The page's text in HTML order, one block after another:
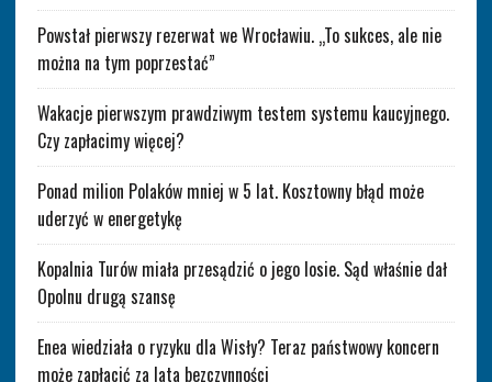
Powstał pierwszy rezerwat we Wrocławiu. „To sukces, ale nie
można na tym poprzestać”
Wakacje pierwszym prawdziwym testem systemu kaucyjnego.
Czy zapłacimy więcej?
Ponad milion Polaków mniej w 5 lat. Kosztowny błąd może
uderzyć w energetykę
Kopalnia Turów miała przesądzić o jego losie. Sąd właśnie dał
Opolnu drugą szansę
Enea wiedziała o ryzyku dla Wisły? Teraz państwowy koncern
może zapłacić za lata bezczynności